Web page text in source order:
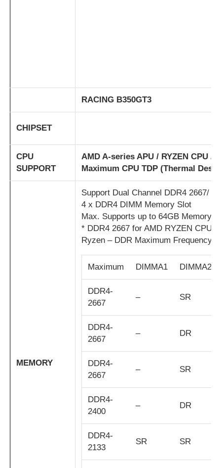
RACING B350GT3
CHIPSET
CPU
SUPPORT
AMD A-series APU / RYZEN CPU /
Maximum CPU TDP (Thermal
MEMORY
Support Dual Channel DDR4 2667/
4 x DDR4 DIMM Memory Slot
Max. Supports up to 64GB Memory
* DDR4 2667 for AMD RYZEN CPU
Ryzen – DDR Maximum Frequency
Maximum DIMMA1 DIMMA2
DDR4-
2667
– SR
DDR4-
2667
– DR
DDR4-
2667
– SR
DDR4-
2400
– DR
DDR4-
2133
SR SR